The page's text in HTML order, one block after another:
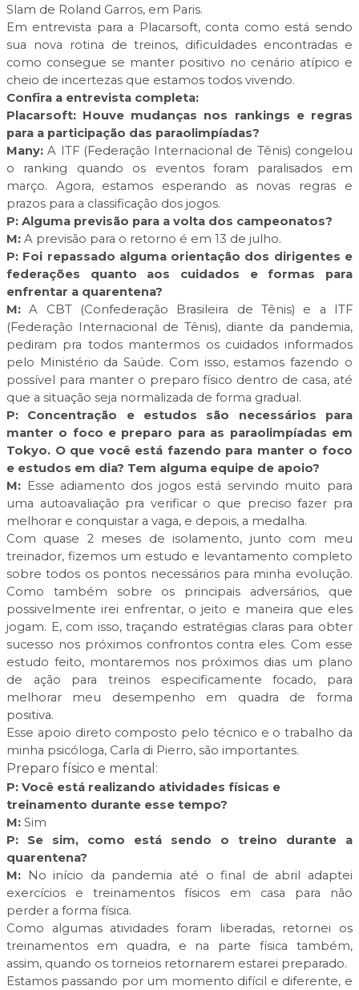
Slam de Roland Garros, em Paris.
Em entrevista para a Placarsoft, conta como está sendo
sua nova rotina de treinos, dificuldades encontradas e
como consegue se manter positivo no cenário atípico e
cheio de incertezas que estamos todos vivendo.
Confira a entrevista completa:
Placarsoft: Houve mudanças nos rankings e regras
para a participação das paraolimpíadas?
Many:A ITF (Federação Internacional de Tênis) congelou
o ranking quando os eventos foram paralisados em
março. Agora, estamos esperando as novas regras e
prazos para a classificação dos jogos.
P: Alguma previsão para a volta dos campeonatos?
M: A previsão para o retorno é em 13 de julho.
P: Foi repassado alguma orientação dos dirigentes e
federações quanto aos cuidados e formas para
enfrentar a quarentena?
M: A CBT (Confederação Brasileira de Tênis) e a ITF
(Federação Internacional de Tênis), diante da pandemia,
pediram pra todos mantermos os cuidados informados
pelo Ministério da Saúde. Com isso, estamos fazendo o
possível para manter o preparo físico dentro de casa, até
que a situação seja normalizada de forma gradual.
P: Concentração e estudos são necessários para
manter o foco e preparo para as paraolimpíadas em
Tokyo. O que você está fazendo para manter o foco
e estudos em dia? Tem alguma equipe de apoio?
M: Esse adiamento dos jogos está servindo muito para
uma autoavaliação pra verificar o que preciso fazer pra
melhorar e conquistar a vaga, e depois, a medalha.
Com quase 2 meses de isolamento, junto com meu
treinador, fizemos um estudo e levantamento completo
sobre todos os pontos necessários para minha evolução.
Como também sobre os principais adversários, que
possivelmente irei enfrentar, o jeito e maneira que eles
jogam. E, com isso, traçando estratégias claras para obter
sucesso nos próximos confrontos contra eles. Com esse
estudo feito, montaremos nos próximos dias um plano
de ação para treinos especificamente focado, para
melhorar meu desempenho em quadra de forma
positiva.
Esse apoio direto composto pelo técnico e o trabalho da
minha psicóloga, Carla di Pierro, são importantes.
Preparo físico e mental:
P: Você está realizando atividades físicas e
treinamento durante esse tempo?
M: Sim
P: Se sim, como está sendo o treino durante a
quarentena?
M:
No início da pandemia até o final de abril adaptei
exercícios e treinamentos físicos em casa para não
perder a forma física.
Como algumas atividades foram liberadas, retornei os
treinamentos em quadra, e na parte física também,
assim, quando os torneios retornarem estarei preparado.
Estamos passando por um momento difícil e diferente, e